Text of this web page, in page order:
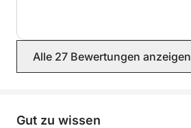
Alle 27 Bewertungen anzeigen
Gut zu wissen